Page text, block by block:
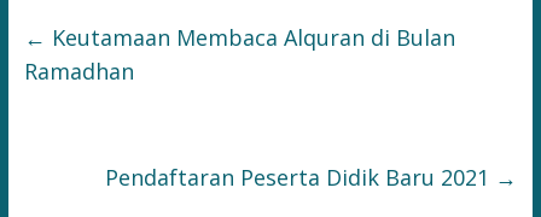
← Keutamaan Membaca Alquran di Bulan
Ramadhan
Pendaftaran Peserta Didik Baru 2021 →